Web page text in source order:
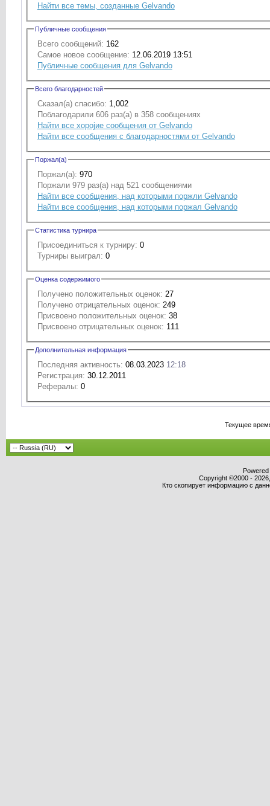
Найти все темы, созданные Gelvando
Публичные сообщения
Всего сообщений: 162
Самое новое сообщение: 12.06.2019 13:51
Публичные сообщения для Gelvando
Всего благодарностей
Сказал(а) спасибо: 1,002
Поблагодарили 606 раз(а) в 358 сообщениях
Найти все хоројие сообщения от Gelvando
Найти все сообщения с благодарностями от Gelvando
Поржал(а)
Поржал(а): 970
Поржали 979 раз(а) над 521 сообщениями
Найти все сообщения, над которыми поржли Gelvando
Найти все сообщения, над которыми поржал Gelvando
Статистика турнира
Присоединиться к турниру: 0
Турниры выиграл: 0
Оценка содержимого
Получено положительных оценок: 27
Получено отрицательных оценок: 249
Присвоено положительных оценок: 38
Присвоено отрицательных оценок: 111
Дополнительная информация
Последняя активность: 08.03.2023 12:18
Регистрация: 30.12.2011
Рефералы: 0
Текущее
Copyright ©2000 -
Кто скопирует информацию с